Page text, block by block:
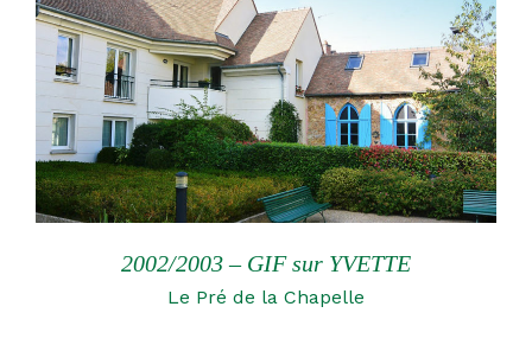
2002/2003 – GIF sur YVETTE
Le Pré de la Chapelle